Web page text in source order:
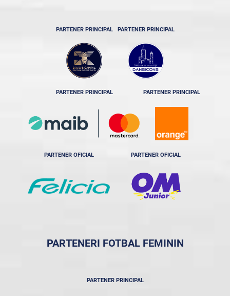
PARTENER PRINCIPAL PARTENER PRINCIPAL
PARTENER PRINCIPAL PARTENER PRINCIPAL
PARTENER OFICIAL PARTENER OFICIAL
PARTENERI FOTBAL FEMININ
PARTENER PRINCIPAL